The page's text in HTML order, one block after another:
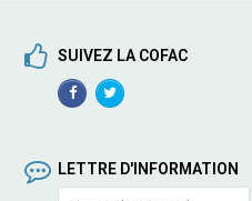
SUIVEZ LA COFAC
FacebookTwitterProfile
LETTRE D'INFORMATION